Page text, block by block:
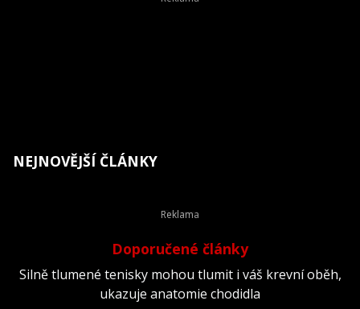
NEJNOVĚJŠÍ ČLÁNKY
Doporučené články
Silně tlumené tenisky mohou tlumit i váš krevní oběh,
ukazuje anatomie chodidla